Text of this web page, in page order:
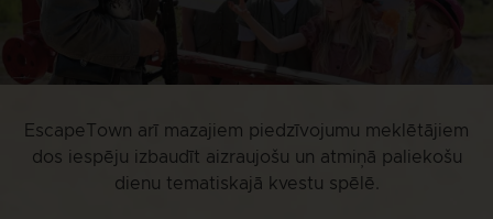
EscapeTown arī mazajiem piedzīvojumu meklētājiem
dos iespēju izbaudīt aizraujošu un atmiņā paliekošu
dienu tematiskajā kvestu spēlē.